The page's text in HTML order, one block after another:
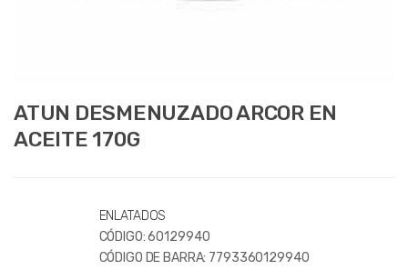
ATUN DESMENUZADO ARCOR EN
ACEITE 170G
ENLATADOS
CÓDIGO:60129940
CÓDIGO DE BARRA: 7793360129940